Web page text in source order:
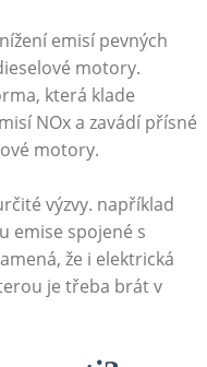
emisí pevných
motory.
která klade
NOx⁣ a​ zavádí přísné​
motory.
výzvy. ⁤například
emise spojené s
že i‍ elektrická
je třeba brát v